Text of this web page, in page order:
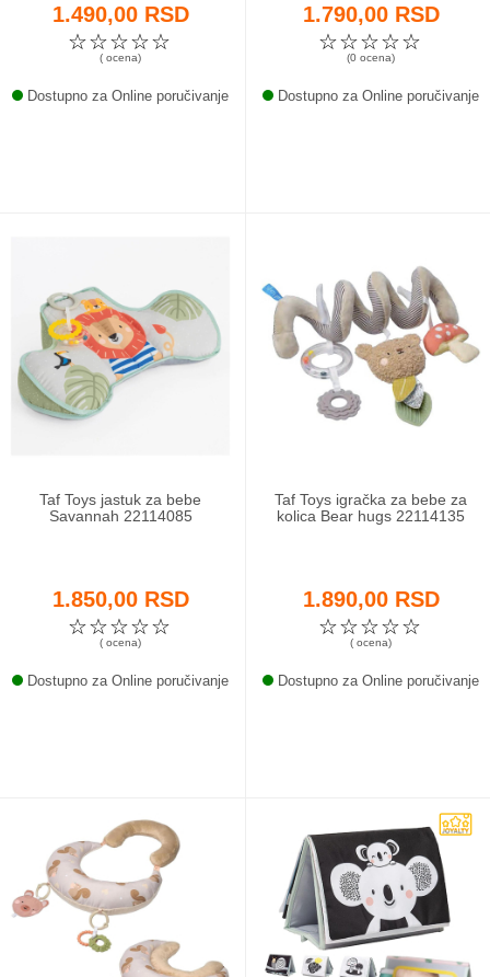
1.490,00 RSD
☆
☆
☆
☆
☆
( ocena)
Dostupno za Online poručivanje
1.790,00 RSD
☆
☆
☆
☆
☆
(0 ocena)
Dostupno za Online poručivanje
Taf Toys jastuk za bebe
Savannah 22114085
1.850,00 RSD
☆
☆
☆
☆
☆
( ocena)
Dostupno za Online poručivanje
Taf Toys igračka za bebe za
kolica Bear hugs 22114135
1.890,00 RSD
☆
☆
☆
☆
☆
( ocena)
Dostupno za Online poručivanje